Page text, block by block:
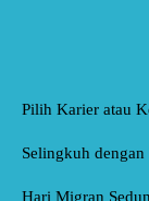
Pilih Karier atau
Selingkuh dengan
Hari Migran